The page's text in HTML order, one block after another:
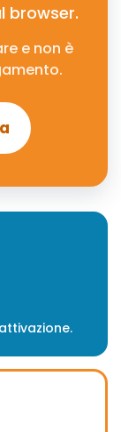
browser.
e non è